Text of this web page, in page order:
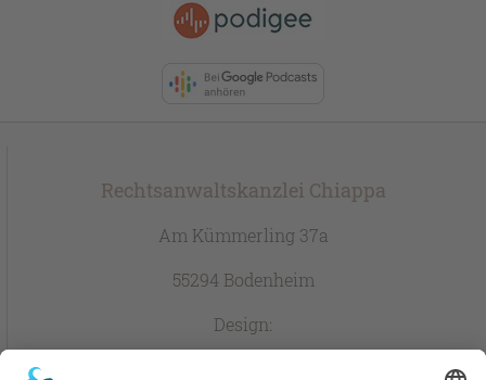
Rechtsanwaltskanzlei Chiappa
Am Kümmerling 37a
55294 Bodenheim
Design: